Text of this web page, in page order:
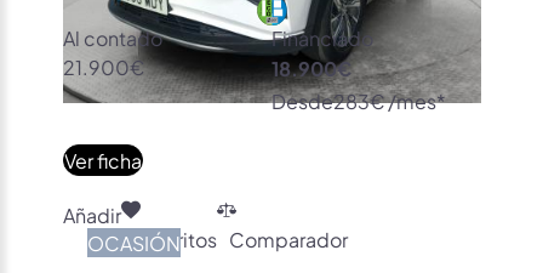
Al contado
21.900€
Financiado
18.900€
Desde283€ /mes*
Ver ficha
Añadir
Favoritos Comparador
OCASIÓN